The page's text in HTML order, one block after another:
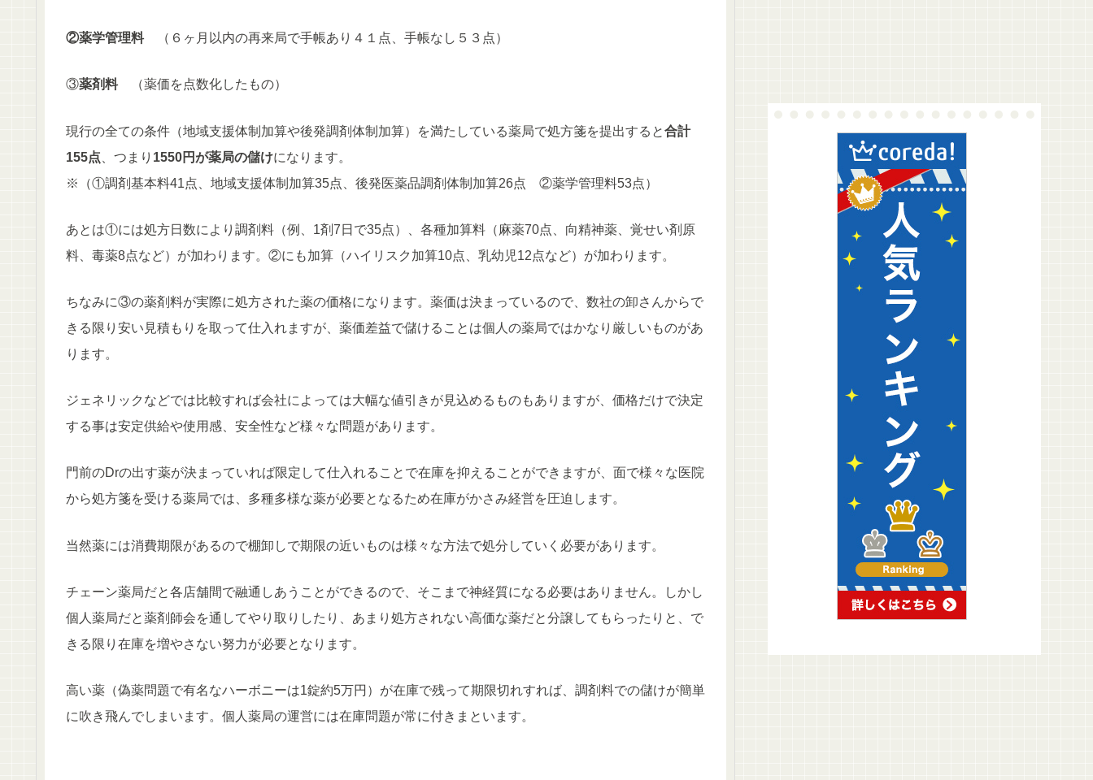
②薬学管理料 （６ヶ月以内の再来局で手帳あり４１点、手帳なし５３点）
③薬剤料（薬価を点数化したもの）
現行の全ての条件（地域支援体制加算や後発調剤体制加算）を満たしている薬局で処方箋を提出すると合計
155点 、つまり 1550円が薬局の儲けになります。
※（①調剤基本料41点、地域支援体制加算35点、後発医薬品調剤体制加算26点 ②薬学管理料53点）
あとは①には処方日数により調剤料（例、1剤7日で35点）、各種加算料（麻薬70点、向精神薬、覚せい剤原
料、毒薬8点など）が加わります。②にも加算（ハイリスク加算10点、乳幼児12点など）が加わります。
ちなみに③の薬剤料が実際に処方された薬の価格になります。薬価は決まっているので、数社の卸さんからで
きる限り安い見積もりを取って仕入れますが、薬価差益で儲けることは個人の薬局ではかなり厳しいものがあ
ります。
ジェネリックなどでは比較すれば会社によっては大幅な値引きが見込めるものもありますが、価格だけで決定
する事は安定供給や使用感、安全性など様々な問題があります。
門前のDrの出す薬が決まっていれば限定して仕入れることで在庫を抑えることができますが、面で様々な医院
から処方箋を受ける薬局では、多種多様な薬が必要となるため在庫がかさみ経営を圧迫します。
当然薬には消費期限があるので棚卸しで期限の近いものは様々な方法で処分していく必要があります。
チェーン薬局だと各店舗間で融通しあうことができるので、そこまで神経質になる必要はありません。しかし
個人薬局だと薬剤師会を通してやり取りしたり、あまり処方されない高価な薬だと分譲してもらったりと、で
きる限り在庫を増やさない努力が必要となります。
高い薬（偽薬問題で有名なハーボニーは1錠約5万円）が在庫で残って期限切れすれば、調剤料での儲けが簡単
に吹き飛んでしまいます。個人薬局の運営には在庫問題が常に付きまといます。